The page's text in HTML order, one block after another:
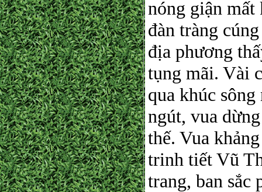
nóng giận mất
đàn tràng
địa phương
tụng mãi. Vài
qua khúc
ngút, vua
thế. Vua
trinh tiết Vũ
trang, ban sắc